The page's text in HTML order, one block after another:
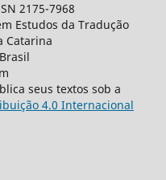
2175-7968
Estudos da Tradução
Catarina
seus textos sob a
4.0 Internacional